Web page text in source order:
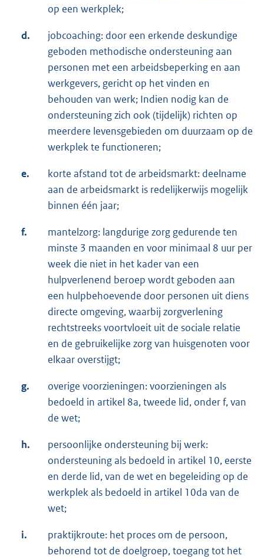
op een werkplek;
d.
jobcoaching: door een erkende deskundige
geboden methodische ondersteuning aan
personen met een arbeidsbeperking en aan
werkgevers, gericht op het vinden en
behouden van werk; Indien nodig kan de
ondersteuning zich ook (tijdelijk) richten op
meerdere levensgebieden om duurzaam op de
werkplek te functioneren;
e.
korte afstand tot de arbeidsmarkt: deelname
aan de arbeidsmarkt is redelijkerwijs mogelijk
binnen één jaar;
f.
mantelzorg: langdurige zorg gedurende ten
minste 3 maanden en voor minimaal 8 uur per
week die niet in het kader van een
hulpverlenend beroep wordt geboden aan
een hulpbehoevende door personen uit diens
directe omgeving, waarbij zorgverlening
rechtstreeks voortvloeit uit de sociale relatie
en de gebruikelijke zorg van huisgenoten voor
elkaar overstijgt;
g.
overige voorzieningen: voorzieningen als
bedoeld in artikel 8a, tweede lid, onder f, van
de wet;
h.
persoonlijke ondersteuning bij werk:
ondersteuning als bedoeld in artikel 10, eerste
en derde lid, van de wet en begeleiding op de
werkplek als bedoeld in artikel 10da van de
wet;
i.
praktijkroute: het proces om de persoon,
behorend tot de doelgroep, toegang tot het